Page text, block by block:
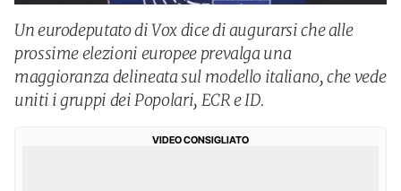
Un eurodeputato di Vox dice di augurarsi che alle
prossime elezioni europee prevalga una
maggioranza delineata sul modello italiano, che vede
uniti i gruppi dei Popolari, ECR e ID.
VIDEO CONSIGLIATO